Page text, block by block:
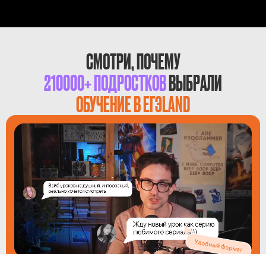
СМОТРИ, ПОЧЕМУ
210000+ ПОДРОСТКОВВЫБРАЛИ
ОБУЧЕНИЕ В ЕГЭLAND
Удобный формат